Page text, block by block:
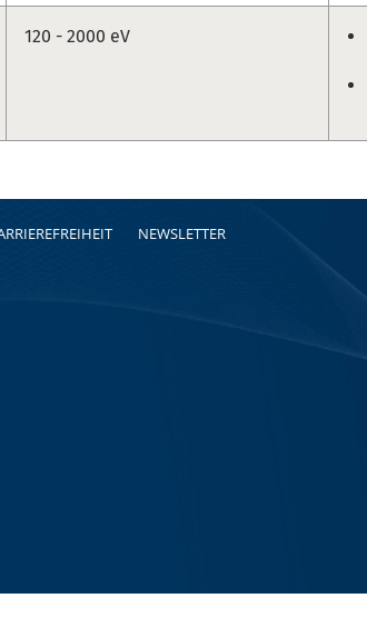
120 - 2000 eV
NEWSLETTER